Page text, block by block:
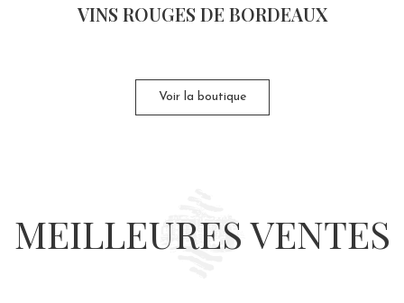
VINS ROUGES DE BORDEAUX
Voir la boutique
MEILLEURES VENTES